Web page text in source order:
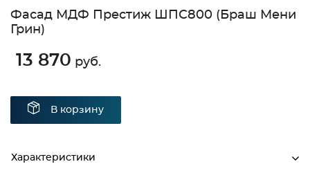
Фасад МДФ Престиж ШПС800 (Браш Мени
Грин)
13 870 руб.
В корзину
Характеристики